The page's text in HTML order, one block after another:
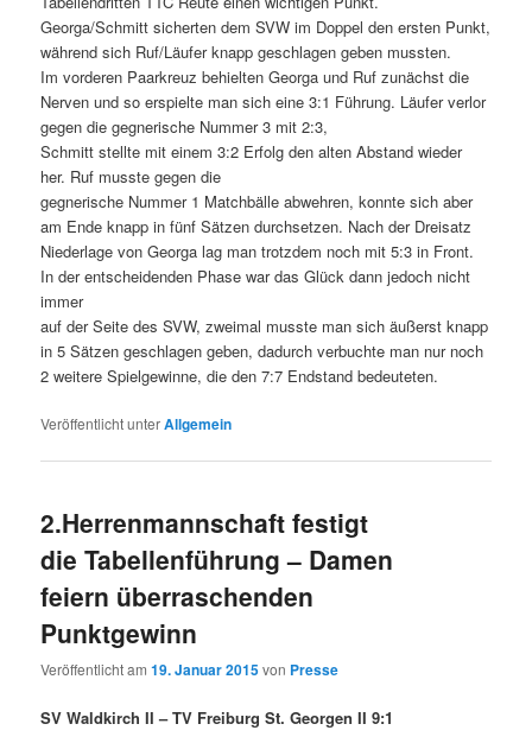
Georga/Schmitt sicherten dem SVW im Doppel den ersten Punkt,
während sich Ruf/Läufer knapp geschlagen geben mussten.
Im vorderen Paarkreuz behielten Georga und Ruf zunächst die
Nerven und so erspielte man sich eine 3:1 Führung. Läufer verlor
gegen die gegnerische Nummer 3 mit 2:3,
Schmitt stellte mit einem 3:2 Erfolg den alten Abstand wieder
her. Ruf musste gegen die
gegnerische Nummer 1 Matchbälle abwehren, konnte sich aber
am Ende knapp in fünf Sätzen durchsetzen. Nach der Dreisatz
Niederlage von Georga lag man trotzdem noch mit 5:3 in Front.
In der entscheidenden Phase war das Glück dann jedoch nicht
immer
auf der Seite des SVW, zweimal musste man sich äußerst knapp
in 5 Sätzen geschlagen geben, dadurch verbuchte man nur noch
2 weitere Spielgewinne, die den 7:7 Endstand bedeuteten.
Veröffentlicht unterAllgemein
2.Herrenmannschaft festigt
die Tabellenführung – Damen
feiern überraschenden
Punktgewinn
Veröffentlicht am19. Januar 2015von Presse
SV Waldkirch II – TV Freiburg St. Georgen II 9:1